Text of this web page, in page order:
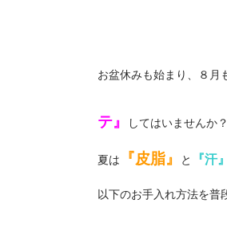
お盆休みも始まり、８月
テ』 してはいませんか？
夏は 『皮脂』 と 『汗』
以下のお手入れ方法を普